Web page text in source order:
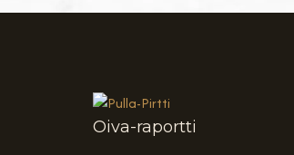
Oiva-raportti